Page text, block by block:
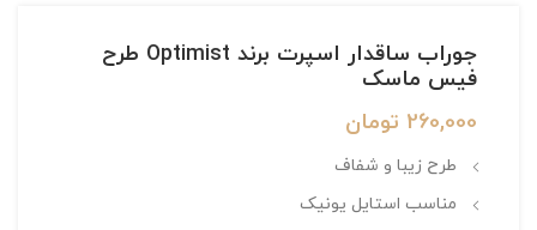
جوراب ساقدار اسپرت برند Optimist طرح
فیس ماسک
260,000 تومان
طرح زیبا و شفاف
مناسب استایل یونیک